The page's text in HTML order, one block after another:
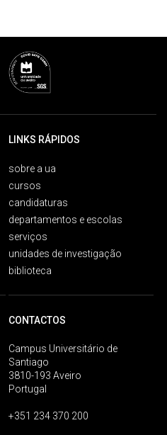
LINKS RÁPIDOS
sobre a ua
cursos
candidaturas
departamentos e escolas
serviços
unidades de investigação
biblioteca
CONTACTOS
Campus Universitário de
Santiago
3810-193 Aveiro
Portugal
+351 234 370 200